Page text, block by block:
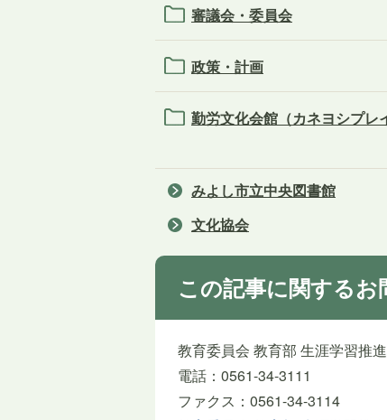
審議会・委員会
政策・計画
勤労文化会館（カネヨシプレ
みよし市立中央図書館
文化協会
この記事に関するお
教育委員会 教育部 生涯学習推
電話：0561-34-3111
ファクス：0561-34-3114